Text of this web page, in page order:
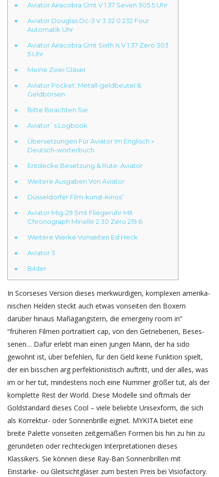
Aviator Airacobra Gmt V 1 37 Seven 305 5 Uhr
Aviator Douglas Dc-3 V 3 32 0 232 Four
Automatik Uhr
Aviator Airacobra Gmt Sixth Is V 1 37 Zero 303
5 Uhr
Meine Zwei Gläser
Aviator Pocket: Metall-geldbeutel &
Geldbörsen
Bitte Beachten Sie
Aviator`s Logbook
Übersetzungen Für Aviator Im Englisch »
Deutsch-wörterbuch
Entdecke Besetzung & Rute: Aviator
Weitere Ausgaben Von Aviator
Düsseldorfer Film-kunst-kinos”
Aviator Mig-29 Smt Fliegeruhr Mit
Chronograph Mirielle 2 30 Zero 219 6
Weitere Werke Vonseiten Ed Heck
Aviator 3
Bilder
In Scorseses Version dieses merk­wür­digen, komplexen ameri­ka­
ni­schen Helden steckt auch etwas vonseiten den Boxern
darüber hinaus Mafia­gangs­tern, die emergeny room in”
“früheren Filmen portrai­tiert cap, von den Getrie­benen, Beses­
senen… Dafür erlebt man einen jungen Mann, der ha sido
gewohnt ist, über befehlen, für den Geld keine Funktion spielt,
der ein bisschen arg perfek­tio­nis­tisch auftritt, und der alles, was
im or her tut, mindes­tens noch eine Nummer größer tut, als der
komplette Rest der World. Diese Modelle sind oftmals der
Goldstandard dieses Cool – viele beliebte Unisexform, die sich
als Korrektur- oder Sonnenbrille eignet. MYKITA bietet eine
breite Palette vonseiten zeitgemäßen Formen bis hin zu hin zu
gerundeten oder rechteckigen Interpretationen dieses
Klassikers. Sie können diese Ray-Ban Sonnenbrillen mit
Einstärke- ou Gleitsichtgläser zum besten Preis bei Visiofactory.